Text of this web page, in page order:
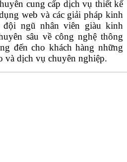
cung cấp dịch vụ thiết kế
web và các giải pháp kinh
ngũ nhân viên giàu kinh
sâu về công nghệ thông
đến cho khách hàng những
và dịch vụ chuyên nghiệp.